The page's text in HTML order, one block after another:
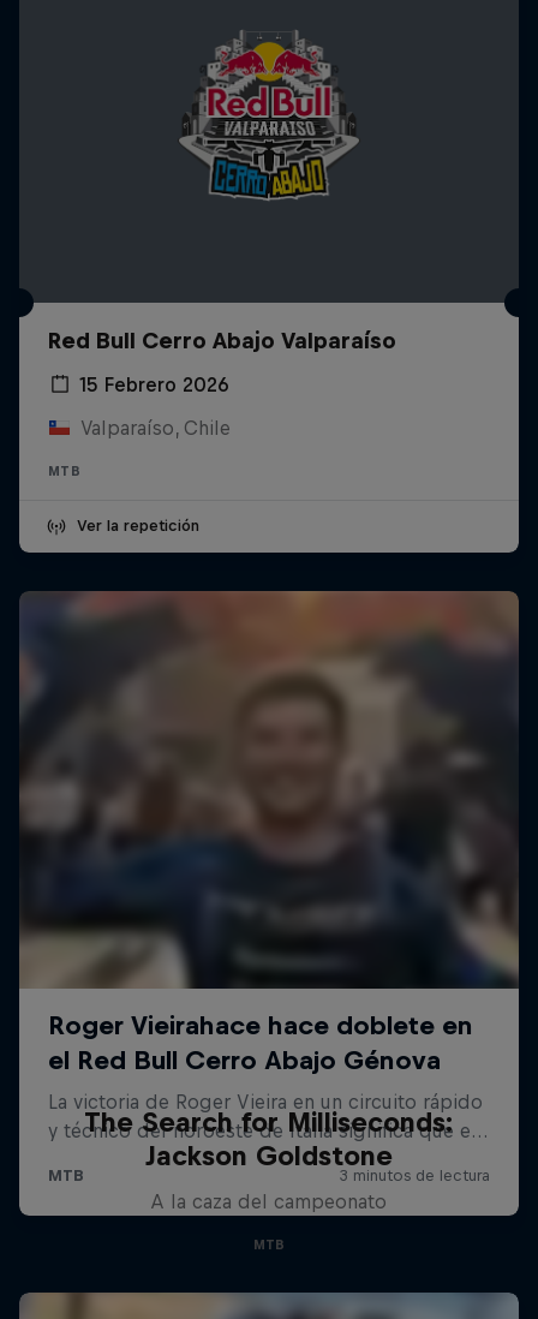
Red Bull Cerro Abajo Valparaíso
15 Febrero 2026
Valparaíso, Chile
MTB
Ver la repetición
The Search for Milliseconds:
Jackson Goldstone
A la caza del campeonato
MTB